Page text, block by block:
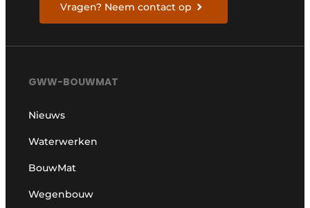
Vragen? Neem contact op
GWW-BOUWMAT
Nieuws
Waterwerken
BouwMat
Wegenbouw